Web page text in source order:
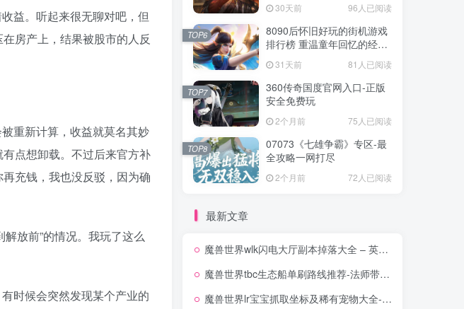
益。听起来很无聊对吧，但
房产上，结果被股市的人反
重新计算，收益就莫名其妙
点想卸载。不过后来官方补
充钱，我也没反驳，因为确
放前”的情况。我玩了这么
时候会突然发现某个产业的
30天前 96人已阅读
8090后怀旧好玩的街机游戏
排行榜 重温童年回忆的经典
31天前 81人已阅读
TOP6
360传奇国度官网入口-正版
安全免费玩
2个月前 75人已阅读
TOP7
07073《七雄争霸》专区-最
全攻略一网打尽
2个月前 72人已阅读
TOP8
最新文章
魔兽世界wlk闪电大厅副本掉落大全 – 英雄难度打法路线攻略
魔兽世界tbc生态船单刷路线推荐-法师带刷赚金攻略
魔兽世界lr宝宝抓取坐标及稀有宠物大全-猎人灵魂兽推荐